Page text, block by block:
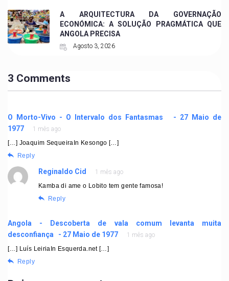
A ARQUITECTURA DA GOVERNAÇÃO
ECONÓMICA: A SOLUÇÃO PRAGMÁTICA QUE
ANGOLA PRECISA
Agosto 3, 2026
3 Comments
O Morto-Vivo - O Intervalo dos Fantasmas - 27 Maio de
1977
1 mês ago
[…] Joaquim SequeiraIn Kesongo […]
Reply
Reginaldo Cid
1 mês ago
Kamba di ame o Lobito tem gente famosa!
Reply
Angola - Descoberta de vala comum levanta muita
desconfiança - 27 Maio de 1977
1 mês ago
[…] Luís LeiriaIn Esquerda.net […]
Reply